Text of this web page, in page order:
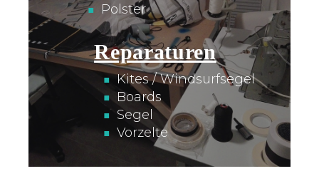
Polster
Reparaturen
Kites / Windsurfsegel
Boards
Segel
Vorzelte